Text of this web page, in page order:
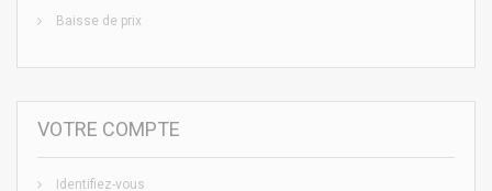
Baisse de prix
VOTRE COMPTE
Identifiez-vous